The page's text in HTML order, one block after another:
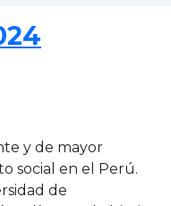
y de mayor
social en el Perú.
de